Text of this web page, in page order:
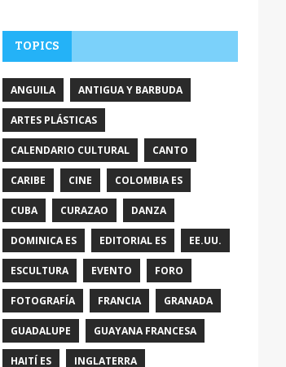
TOPICS
ANGUILA ANTIGUA Y BARBUDA
ARTES PLÁSTICAS
CALENDARIO CULTURAL CANTO
CARIBE CINE COLOMBIA ES
CUBA CURAZAO DANZA
DOMINICA ES EDITORIAL ES EE.UU.
ESCULTURA EVENTO FORO
FOTOGRAFÍA FRANCIA GRANADA
GUADALUPE GUAYANA FRANCESA
HAITÍ ES INGLATERRA